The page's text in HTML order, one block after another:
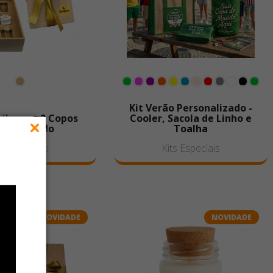
com 2 Copos
Especiais
Kit Verão Personalizado -
Cooler, Sacola de Linho e
Toalha
Kits Especiais
NOVIDADE NOVIDADE